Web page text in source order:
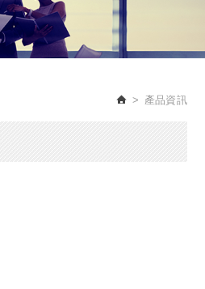
產品資訊